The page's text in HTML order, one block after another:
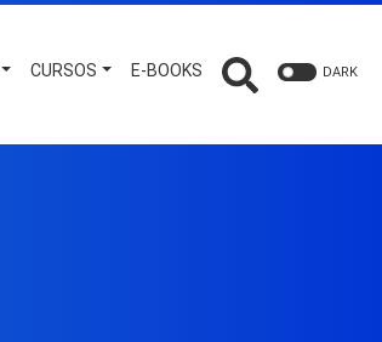
CURSOS E-BOOKS DARK